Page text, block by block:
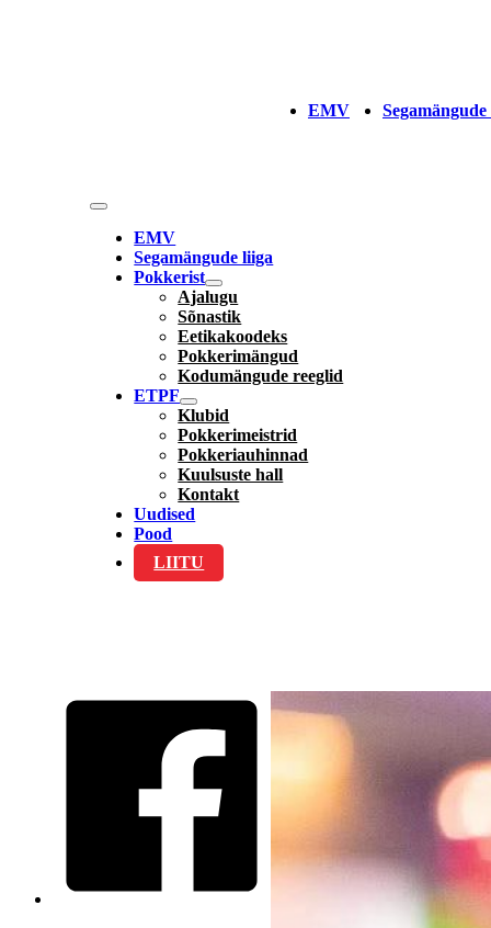
EMV
EMV
Segamängude liiga
Pokkerist
Ajalugu
Sõnastik
Eetikakoodeks
Pokkerimängud
Kodumängude reeglid
ETPF
Klubid
Pokkerimeistrid
Pokkeriauhinnad
Kuulsuste hall
Kontakt
Uudised
Pood
LIITU